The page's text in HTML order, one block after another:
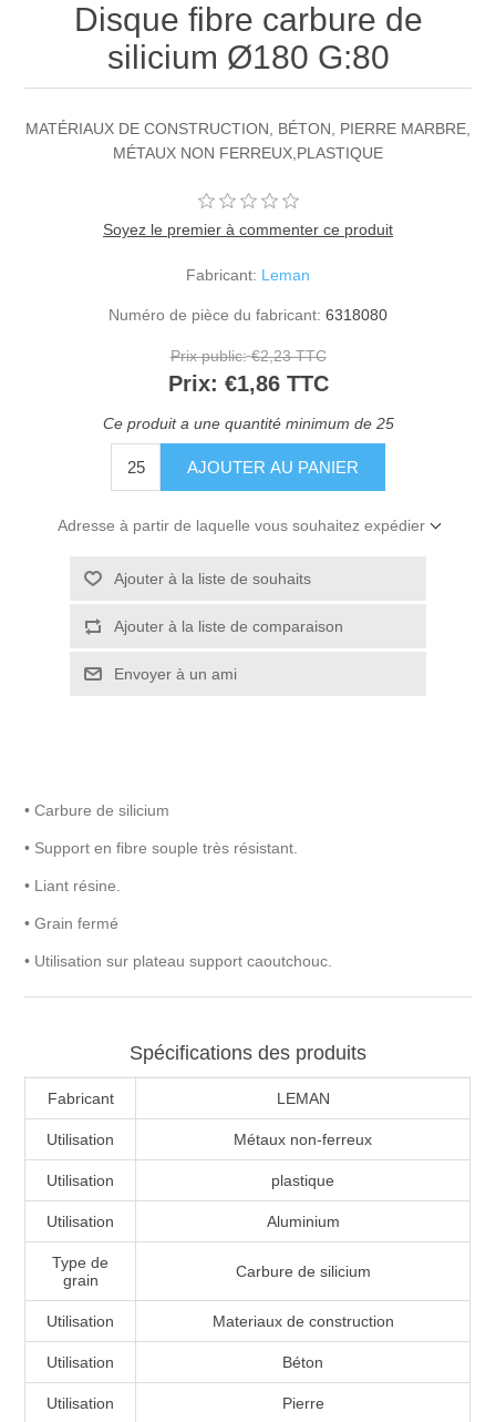
Disque fibre carbure de
silicium Ø180 G:80
MATÉRIAUX DE CONSTRUCTION, BÉTON, PIERRE MARBRE,
MÉTAUX NON FERREUX,PLASTIQUE
Soyez le premier à commenter ce produit
Fabricant: Leman
Numéro de pièce du fabricant: 6318080
Prix public: €2,23 TTC
Prix: €1,86 TTC
Ce produit a une quantité minimum de 25
Adresse à partir de laquelle vous souhaitez expédier
• Carbure de silicium
• Support en fibre souple très résistant.
• Liant résine.
• Grain fermé
• Utilisation sur plateau support caoutchouc.
Spécifications des produits
Fabricant LEMAN
Utilisation Métaux non-ferreux
Utilisation plastique
Utilisation Aluminium
Type de
grain
Carbure de silicium
Utilisation Materiaux de construction
Utilisation Béton
Utilisation Pierre